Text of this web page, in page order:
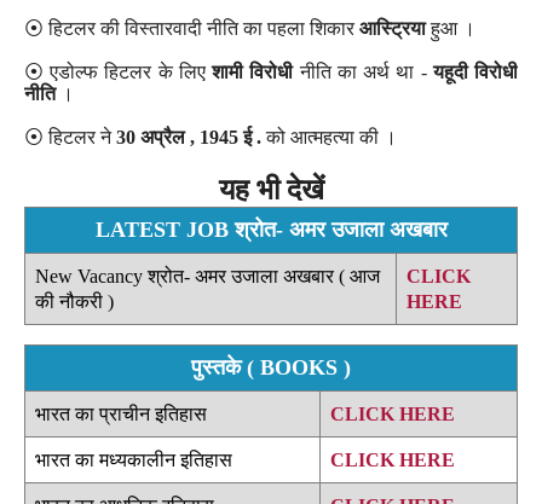
⦿ हिटलर की विस्तारवादी नीति का पहला शिकार आस्ट्रियाहुआ ।
⦿ एडोल्फ हिटलर के लिएशामी विरोधीनीति का अर्थ था -यहूदी विरोधी
नीति।
⦿ हिटलर ने30 अप्रैल , 1945 ई .को आत्महत्या की ।
यह भी देखें
LATEST JOB श्रोत- अमर उजाला अखबार
New Vacancy श्रोत- अमर उजाला अखबार ( आज
की नौकरी )
CLICK
HERE
पुस्तके ( BOOKS )
भारत का प्राचीन इतिहास CLICK HERE
भारत का मध्यकालीन इतिहास CLICK HERE